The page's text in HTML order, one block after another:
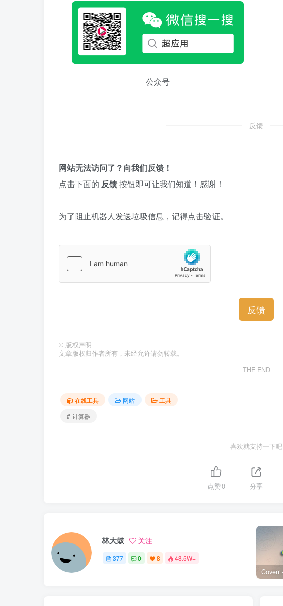
公众号
反馈
网站无法访问了？向我们反馈！
点击下面的 反馈按钮即可让我们知道！感谢！
为了阻止机器人发送垃圾信息，记得点击验证。
反馈
© 版权声明
文章版权归作者所有，未经允许请勿转载。
THE END
在线工具 网站
工具
# 计算器
喜欢就支持一下吧
点赞0 分享
林大鼓 关注
377 0 8 48.5W+